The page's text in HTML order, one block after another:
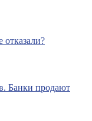
отказали?
Банки продают